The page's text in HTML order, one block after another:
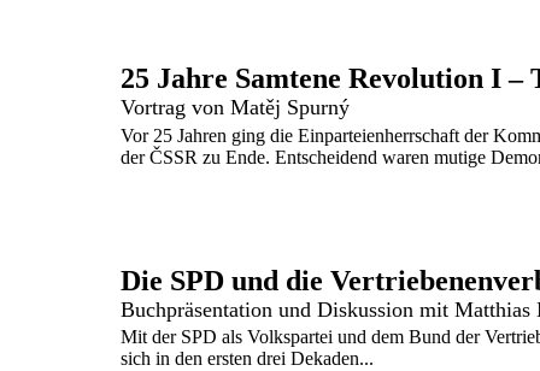
Vortrag von Matěj Spurný
Vor 25 Jahren ging die Einparteienherrschaft der
der ČSSR zu Ende. Entscheidend waren mutige
Die SPD und die
Buchpräsentation und Diskussion mit
Mit der SPD als Volkspartei und dem Bund der
sich in den ersten drei Dekaden...